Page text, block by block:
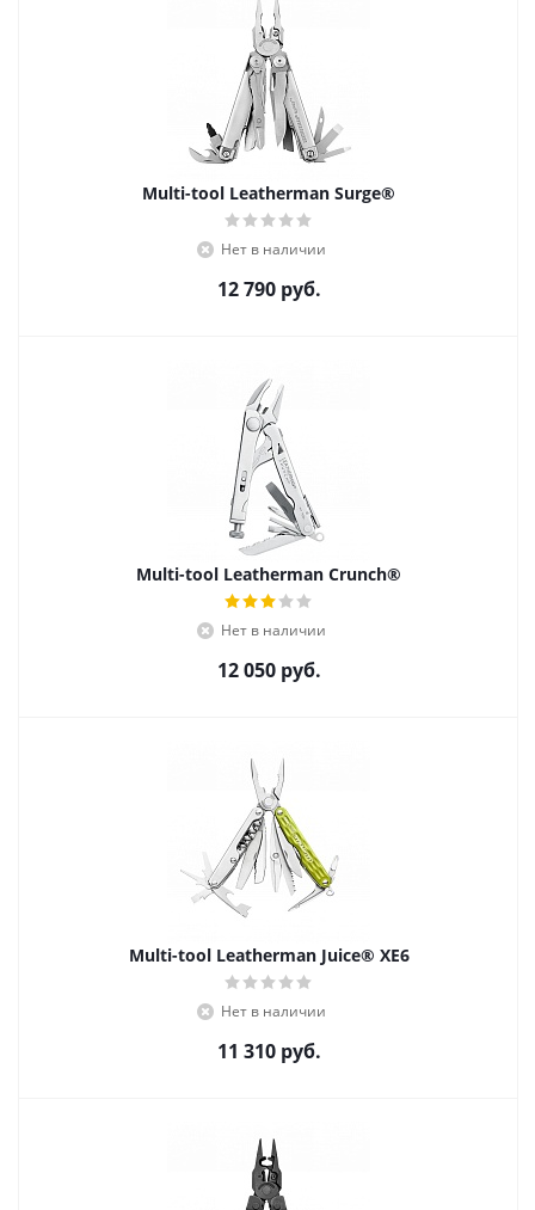
Multi-tool Leatherman Surge®
Нет в наличии
12 790руб.
Multi-tool Leatherman Crunch®
Нет в наличии
12 050руб.
Multi-tool Leatherman Juice® XE6
Нет в наличии
11 310руб.